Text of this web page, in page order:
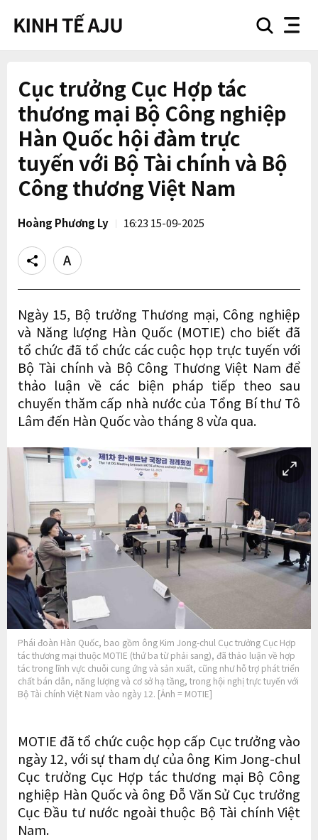
searchnav
Cục trưởng Cục Hợp tác
thương mại Bộ Công nghiệp
Hàn Quốc hội đàm trực
tuyến với Bộ Tài chính và Bộ
Công thương Việt Nam
Hoàng Phương Ly 16:23 15-09-2025
Share
Text
size
Ngày 15, Bộ trưởng Thương mại, Công nghiệp
và Năng lượng Hàn Quốc (MOTIE) cho biết đã
tổ chức đã tổ chức các cuộc họp trực tuyến với
Bộ Tài chính và Bộ Công Thương Việt Nam để
thảo luận về các biện pháp tiếp theo sau
chuyến thăm cấp nhà nước của Tổng Bí thư Tô
Lâm đến Hàn Quốc vào tháng 8 vừa qua.
Phái đoàn Hàn Quốc, bao gồm ông Kim Jong-chul Cục trưởng Cục Hợp
tác thương mại thuộc MOTIE (thứ ba từ phải sang), đã thảo luận về hợp
tác trong lĩnh vực chuỗi cung ứng và sản xuất, cũng như hỗ trợ phát triển
chất bán dẫn, năng lượng và cơ sở hạ tầng, trong hội nghị trực tuyến với
Bộ Tài chính Việt Nam vào ngày 12. [Ảnh = MOTIE]
MOTIE đã tổ chức cuộc họp cấp Cục trưởng vào
ngày 12, với sự tham dự của ông Kim Jong-chul
Cục trưởng Cục Hợp tác thương mại Bộ Công
nghiệp Hàn Quốc và ông Đỗ Văn Sử Cục trưởng
Cục Đầu tư nước ngoài thuộc Bộ Tài chính Việt
Nam.